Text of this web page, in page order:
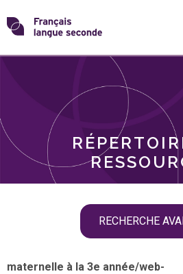
Skip
toTransformons
langue
RECHERCHE
THÈMES
maternelle à la 3e année/web-